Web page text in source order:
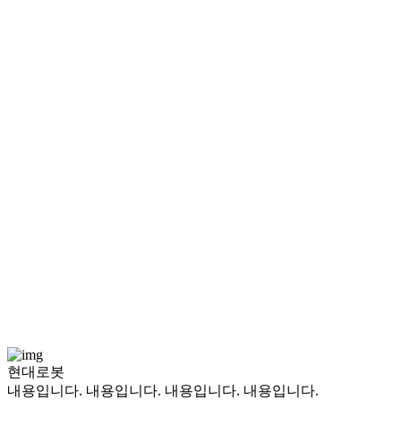
현대로봇
내용입니다. 내용입니다. 내용입니다. 내용입니다.